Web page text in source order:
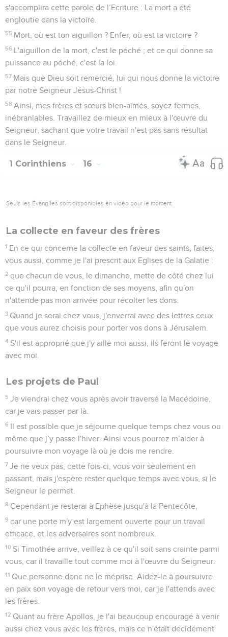
s'accomplira cette parole de l’Ecriture : La mort a été
engloutie dans la victoire.
55 Mort, où est ton aiguillon ? Enfer, où est ta victoire ?
56 L'aiguillon de la mort, c'est le péché ; et ce qui donne sa
puissance au péché, c'est la loi.
57 Mais que Dieu soit remercié, lui qui nous donne la victoire
par notre Seigneur Jésus-Christ !
58 Ainsi, mes frères et sœurs bien-aimés, soyez fermes,
inébranlables. Travaillez de mieux en mieux à l'œuvre du
Seigneur, sachant que votre travail n'est pas sans résultat
dans le Seigneur.
1 Corinthiens 16
Seuls les Évangiles sont disponibles en vidéo pour le moment.
La collecte en faveur des frères
1 En ce qui concerne la collecte en faveur des saints, faites,
vous aussi, comme je l'ai prescrit aux Eglises de la Galatie :
2 que chacun de vous, le dimanche, mette de côté chez lui
ce qu'il pourra, en fonction de ses moyens, afin qu'on
n'attende pas mon arrivée pour récolter les dons.
3 Quand je serai chez vous, j'enverrai avec des lettres ceux
que vous aurez choisis pour porter vos dons à Jérusalem.
4 S'il est approprié que j'y aille moi aussi, ils feront le voyage
avec moi.
Les projets de Paul
5 Je viendrai chez vous après avoir traversé la Macédoine,
car je vais passer par là.
6 Il est possible que je séjourne quelque temps chez vous ou
même que j’y passe l'hiver. Ainsi vous pourrez m’aider à
poursuivre mon voyage là où je dois me rendre.
7 Je ne veux pas, cette fois-ci, vous voir seulement en
passant, mais j'espère rester quelque temps avec vous, si le
Seigneur le permet.
8 Cependant je resterai à Ephèse jusqu'à la Pentecôte,
9 car une porte m'y est largement ouverte pour un travail
efficace, et les adversaires sont nombreux.
10 Si Timothée arrive, veillez à ce qu'il soit sans crainte parmi
vous, car il travaille tout comme moi à l'œuvre du Seigneur.
11 Que personne donc ne le méprise. Aidez-le à poursuivre
en paix son voyage de retour vers moi, car je l'attends avec
les frères.
12 Quant au frère Apollos, je l'ai beaucoup encouragé à venir
aussi chez vous avec les frères, mais ce n'était décidément